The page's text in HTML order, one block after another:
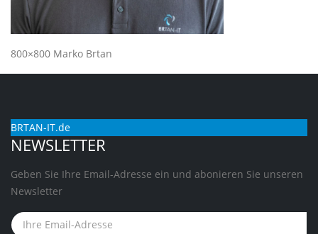
800×800 Marko Brtan
BRTAN-IT.de
NEWSLETTER
Geben Sie Ihre Email-Adresse ein und abonieren Sie unseren
Newsletter